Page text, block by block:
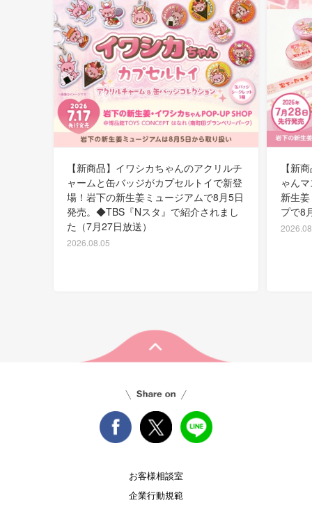
【新商品】イワシカちゃんのアクリルチ
ャームと缶バッジがカプセルトイで新登
場！岩下の新生姜ミュージアムで8月5日
発売。◆TBS『Nスタ』で紹介されまし
た（7月27日放送）
2026.08.05
【新
ゃん
新生
プで8
お客様相談室
企業行動規範